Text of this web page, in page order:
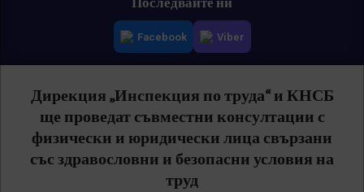
Facebook Viber
Дирекция „Инспекция по труда“ и КНСБ
ще проведат съвместни консултации с
физически и юридически лица свързани
със здравословни и безопасни условия на
труд